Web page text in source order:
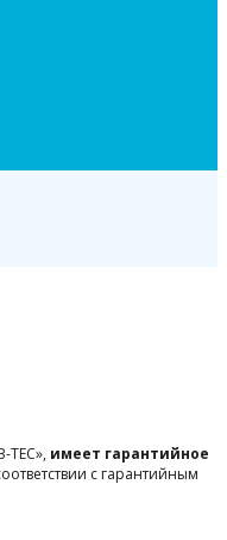
TEC», имеет гарантийное
с гарантийным